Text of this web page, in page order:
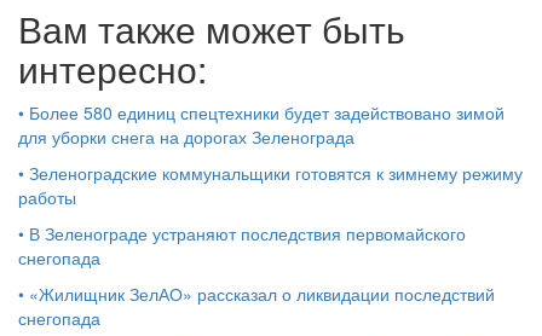
Вам также может быть
интересно:
• Более 580 единиц спецтехники будет задействовано зимой
для уборки снега на дорогах Зеленограда
• Зеленоградские коммунальщики готовятся к зимнему режиму
работы
• В Зеленограде устраняют последствия первомайского
снегопада
• «Жилищник ЗелАО» рассказал о ликвидации последствий
снегопада